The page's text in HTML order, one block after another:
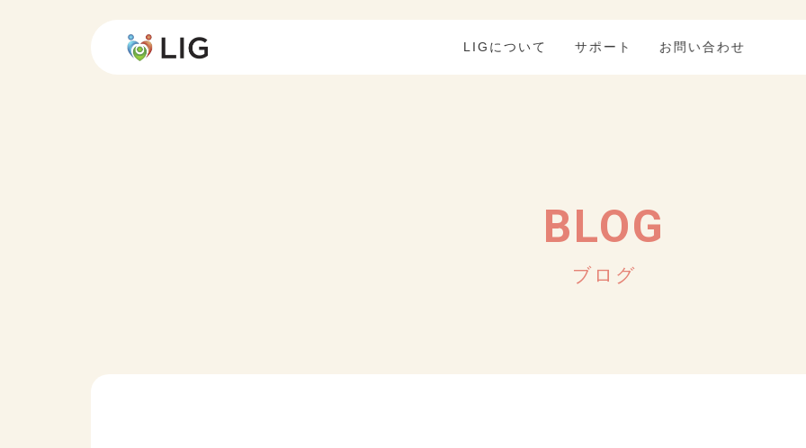
LIGについて サポート お問い合わせ
BLOG
ブログ